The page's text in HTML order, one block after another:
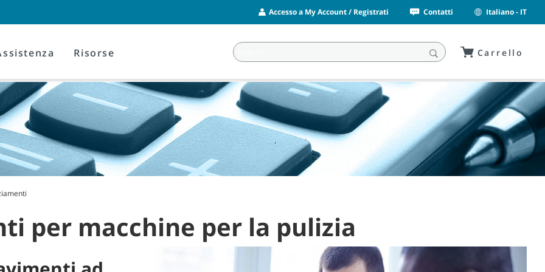
Accesso a My Account / Registrati Contatti Italiano - IT
Risorse Carrello
per macchine per la pulizia